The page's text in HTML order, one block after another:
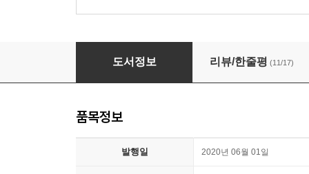
에이급 수학 리미티드 에디션 파이널 테스트
도서정보 리뷰/한줄평 (11/17)
품목정보
발행일 2020년 06월 01일